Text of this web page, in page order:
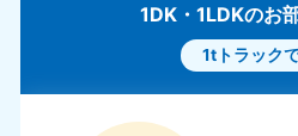
1DK・1LDKのお
1tトラック